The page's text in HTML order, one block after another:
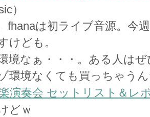
）
fhanaは初ライブ音源。今
けども。
境なぁ・・・。ある人は
環境なくても買っちゃう
演奏会 セットリスト＆レ
どｗ